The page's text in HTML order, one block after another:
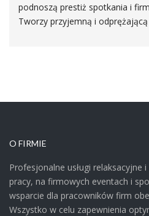
podnoszą prestiż spotkania i
Tworzy przyjemną i
O FIRMIE
Profesjonalne usługi relaksacyjne
pracy, na firmowych eventach i
wsparcie dla pracowników firm
Wszystko w celu zapewnienia